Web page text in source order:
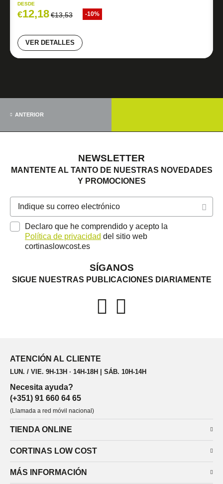
DESDE
€12,18€13,53 -10%
VER DETALLES
ANTERIOR
NEWSLETTER
MANTENTE AL TANTO DE NUESTRAS NOVEDADES
Y PROMOCIONES
Declaro que he comprendido y acepto la
Política de privacidad del sitio web
cortinaslowcost.es
SÍGANOS
SIGUE NUESTRAS PUBLICACIONES DIARIAMENTE
ATENCIÓN AL CLIENTE
LUN. / VIE. 9H-13H · 14H-18H | SÁB. 10H-14H
Necesita ayuda?
(+351) 91 660 64 65
(Llamada a red móvil nacional)
TIENDA ONLINE
CORTINAS LOW COST
MÁS INFORMACIÓN